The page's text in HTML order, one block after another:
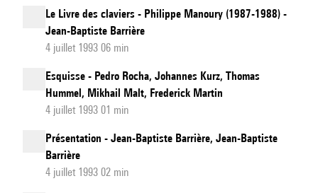
Le Livre des claviers - Philippe Manoury (1987-1988) -
Jean-Baptiste Barrière
4 juillet 1993 06 min
Esquisse - Pedro Rocha, Johannes Kurz, Thomas
Hummel, Mikhail Malt, Frederick Martin
4 juillet 1993 01 min
Présentation - Jean-Baptiste Barrière, Jean-Baptiste
Barrière
4 juillet 1993 02 min